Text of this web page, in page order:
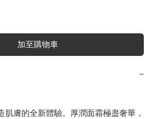
加至購物車
−
肌膚的全新體驗。厚潤面霜極盡奢華，